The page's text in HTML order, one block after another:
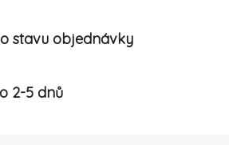
stavu objednávky
2-5 dnů